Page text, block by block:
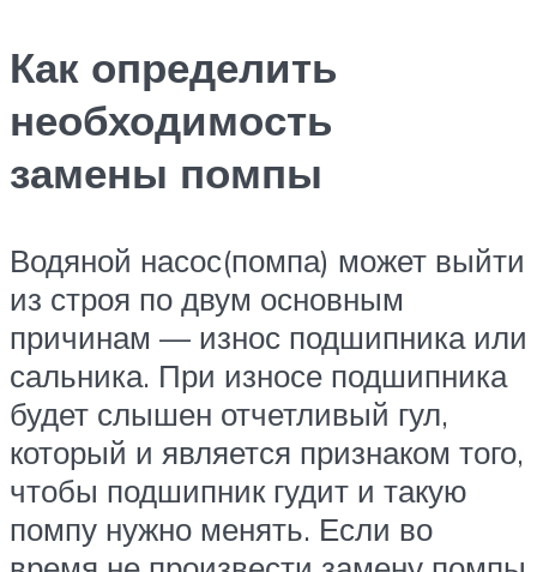
Как определить
необходимость
замены помпы
Водяной насос(помпа) может выйти
из строя по двум основным
причинам — износ подшипника или
сальника. При износе подшипника
будет слышен отчетливый гул,
который и является признаком того,
чтобы подшипник гудит и такую
помпу нужно менять. Если во